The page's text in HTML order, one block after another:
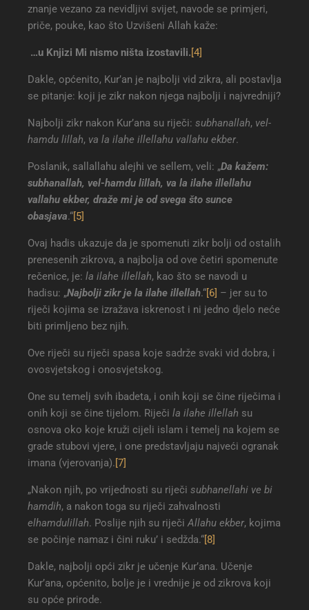
znanje vezano za nevidljivi svijet, navode se primjeri,
priče, pouke, kao što Uzvišeni Allah kaže:
…u Knjizi Mi nismo ništa izostavili.[4]
Dakle, općenito, Kur’an je najbolji vid zikra, ali postavlja
se pitanje: koji je zikr nakon njega najbolji i najvredniji?
Najbolji zikr nakon Kur’ana su riječi: subhanallah, vel-
hamdu lillah, va la ilahe illellahu vallahu ekber.
Poslanik, sallallahu alejhi ve sellem, veli: „Da kažem:
subhanallah, vel-hamdu lillah, va la ilahe illellahu
vallahu ekber, draže mi je od svega što sunce
obasjava.“[5]
Ovaj hadis ukazuje da je spomenuti zikr bolji od ostalih
prenesenih zikrova, a najbolja od ove četiri spomenute
rečenice, je: la ilahe illellah, kao što se navodi u
hadisu: „Najbolji zikr je la ilahe illellah.“[6] – jer su to
riječi kojima se izražava iskrenost i ni jedno djelo neće
biti primljeno bez njih.
Ove riječi su riječi spasa koje sadrže svaki vid dobra, i
ovosvjetskog i onosvjetskog.
One su temelj svih ibadeta, i onih koji se čine riječima i
onih koji se čine tijelom. Riječi la ilahe illellah su
osnova oko koje kruži cijeli islam i temelj na kojem se
grade stubovi vjere, i one predstavljaju najveći ogranak
imana (vjerovanja).[7]
„Nakon njih, po vrijednosti su riječi subhanellahi ve bi
hamdih, a nakon toga su riječi zahvalnosti
elhamdulillah. Poslije njih su riječiAllahu ekber, kojima
se počinje namaz i čini ruku’ i sedžda.“[8]
Dakle, najbolji opći zikr je učenje Kur’ana. Učenje
Kur’ana, općenito, bolje je i vrednije je od zikrova koji
su opće prirode.